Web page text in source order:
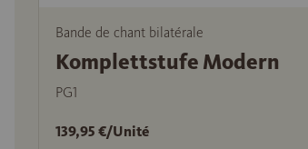
Bande de chant bilatérale
Komplettstufe Modern
PG1
139,95 €/Unité